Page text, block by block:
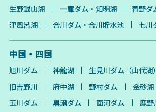
生野銀山湖
一庫ダム・知明湖 青野ダ
津風呂湖
合川ダム・合川貯水池 七川
中国・四国
旭川ダム 神龍湖 生見川ダム（山代湖）
旧吉野川
府中湖 野村ダム 金砂湖
玉川ダム
黒瀬ダム 面河ダム
鹿